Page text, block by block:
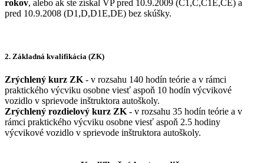
rokov, alebo ak ste získal VP pred 10.9.2009 (C1,C,C1E,CE) a
pred 10.9.2008 (D1,D,D1E,DE) bez skúšky.
2. Základná kvalifikácia (ZK)
Zrýchlený kurz ZK - v rozsahu 140 hodín teórie a v rámci
praktického výcviku osobne viesť aspoň 10 hodín výcvikové
vozidlo v sprievode inštruktora autoškoly.
Zrýchlený rozdielový kurz ZK - v rozsahu 35 hodín teórie a v
rámci praktického výcviku osobne viesť aspoň 2.5 hodiny
výcvikové vozidlo v sprievode inštruktora autoškoly.